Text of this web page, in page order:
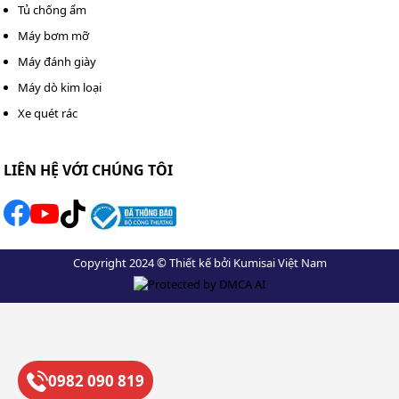
còn nhận được sự an tâm và hài lòng tuyệt đối. Liên hệ
ngay 0982 090 819 - 0983 898 758 để được phục vụ!
0982 090 819
Tủ chống ẩm
Máy bơm mỡ
Máy đánh giày
Máy dò kim loại
Xe quét rác
LIÊN HỆ VỚI CHÚNG TÔI
Copyright 2024 © Thiết kế bởi Kumisai Việt Nam